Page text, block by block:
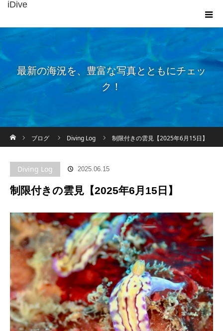
iDive
最新の海況を、豊富な写真とともにチェッ
ク！
ブログ
Diving Log 制限付きの雲見【2025年6月15日】
Diving Log 2025.06.15
制限付きの雲見【2025年6月15日】